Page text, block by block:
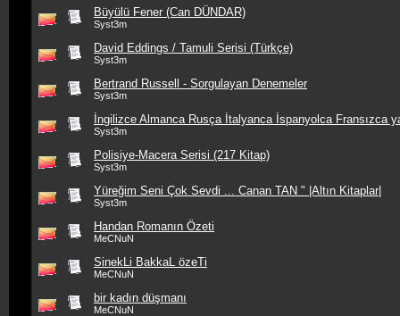
Büyülü Fener (Can DÜNDAR)
Syst3m
David Eddings / Tamuli Serisi (Türkçe)
Syst3m
Bertrand Russell - Sorgulayan Denemeler
Syst3m
İngilizce Almanca Rusça İtalyanca İspanyolca Fransızca
Syst3m
Polisiye-Macera Serisi (217 Kitap)
Syst3m
Yüreğim Seni Çok Sevdi ... Canan TAN " |Altın Kitaplar|
Syst3m
Handan Romanın Özeti
MeCNuN
SinekLi BakkaL özeTi
MeCNuN
bir kadın düşmanı
MeCNuN